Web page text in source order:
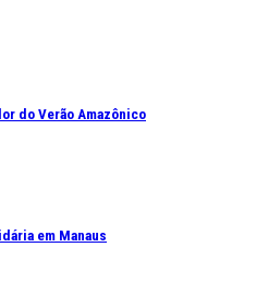
do Verão Amazônico
em Manaus